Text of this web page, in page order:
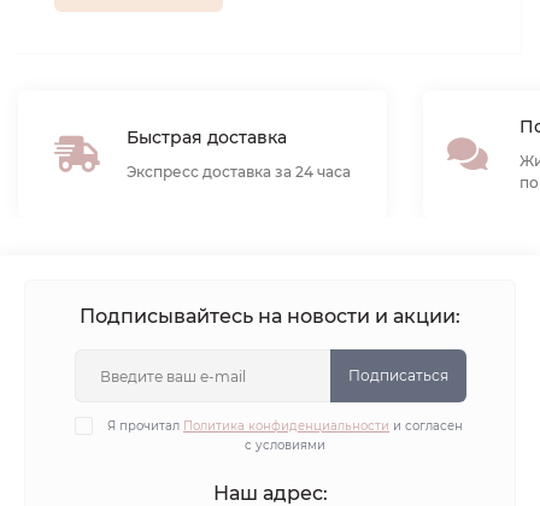
Быстрая доставка
Экспресс доставка за 24 часа
Подписывайтесь на новости и акции:
Подписаться
Я прочитал Политика конфиденциальности и согласен
с условиями
Наш адрес: